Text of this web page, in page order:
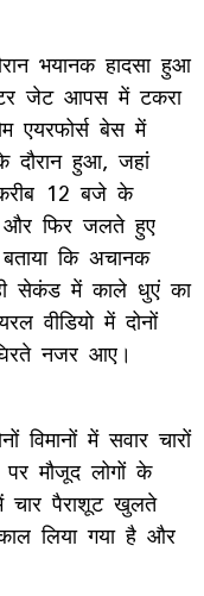
भयानक हादसा हुआ
जेट आपस में टकरा
एयरफोर्स बेस में
दौरान हुआ, जहां
12 बजे के
और फिर जलते हुए
कि अचानक
सेकंड में काले धुएं का
वीडियो में दोनों
नजर आए।
विमानों में सवार चारों
मौजूद लोगों के
पैराशूट खुलते
लिया गया है और